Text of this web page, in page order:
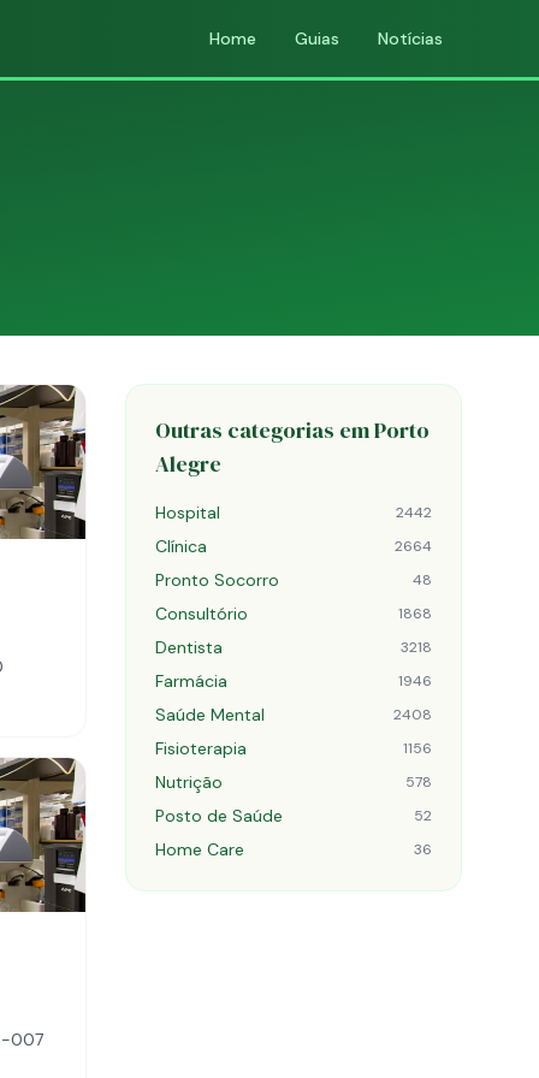
Home Guias Notícias
007
Outras categorias em Porto
Alegre
Hospital 2442
Clínica 2664
Pronto Socorro 48
Consultório 1868
Dentista 3218
Farmácia 1946
Saúde Mental 2408
Fisioterapia 1156
Nutrição 578
Posto de Saúde 52
Home Care 36